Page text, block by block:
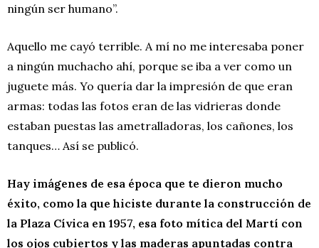
ningún ser humano”.
Aquello me cayó terrible. A mí no me interesaba poner
a ningún muchacho ahí, porque se iba a ver como un
juguete más. Yo quería dar la impresión de que eran
armas: todas las fotos eran de las vidrieras donde
estaban puestas las ametralladoras, los cañones, los
tanques… Así se publicó.
Hay imágenes de esa época que te dieron mucho
éxito, como la que hiciste durante la construcción de
la Plaza Cívica en 1957, esa foto mítica del Martí con
los ojos cubiertos y las maderas apuntadas contra